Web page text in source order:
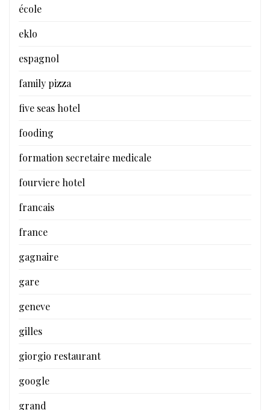
école
eklo
espagnol
family pizza
five seas hotel
fooding
formation secretaire medicale
fourviere hotel
francais
france
gagnaire
gare
geneve
gilles
giorgio restaurant
google
grand